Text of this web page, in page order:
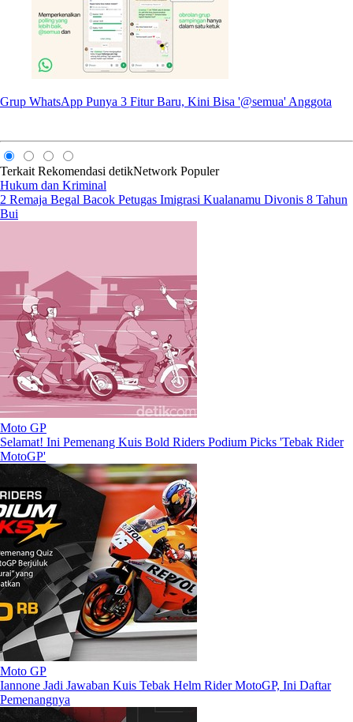
Grup WhatsApp Punya 3 Fitur Baru, Kini Bisa '@semua' Anggota
Terkait Rekomendasi detikNetwork Populer
Hukum dan Kriminal
2 Remaja Begal Bacok Petugas Imigrasi Kualanamu Divonis 8 Tahun
Bui
Moto GP
Selamat! Ini Pemenang Kuis Bold Riders Podium Picks 'Tebak Rider
MotoGP'
Moto GP
Iannone Jadi Jawaban Kuis Tebak Helm Rider MotoGP, Ini Daftar
Pemenangnya